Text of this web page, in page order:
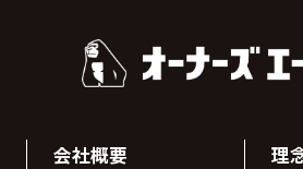
会社概要 理